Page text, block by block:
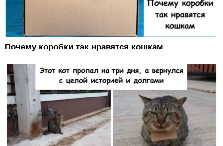
Почему коробки так нравятся кошкам